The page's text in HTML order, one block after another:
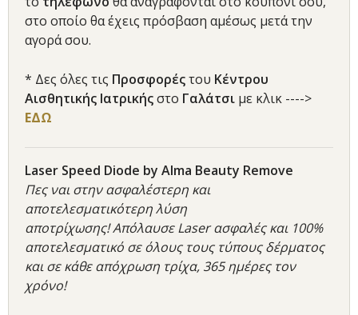
στο οποίο θα έχεις πρόσβαση αμέσως μετά την
αγορά σου.
* Δες όλες τις Προσφορέςτου Κέντρου
Αισθητικής Ιατρικήςστο Γαλάτσι με κλικ ---->
ΕΔΩ
Laser Speed Diode by Alma Beauty Remove
Πες ναι στην ασφαλέστερη και
αποτελεσματικότερη λύση
αποτρίχωσης! Απόλαυσε Laser ασφαλές και 100%
αποτελεσματικό σε όλους τους τύπους δέρματος
και σε κάθε απόχρωση τρίχα, 365 ημέρες τον
χρόνο!